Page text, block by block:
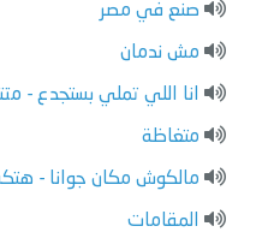
صنع في مصر
مش ندمان
انا اللي تملي بستجدع -
متغاظة
مالكوش مكان جوانا -
المقامات